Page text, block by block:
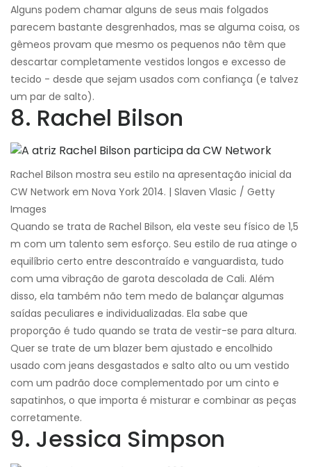
Alguns podem chamar alguns de seus mais folgados
parecem bastante desgrenhados, mas se alguma coisa, os
gêmeos provam que mesmo os pequenos não têm que
descartar completamente vestidos longos e excesso de
tecido - desde que sejam usados ​​com confiança (e talvez
um par de salto).
8. Rachel Bilson
Rachel Bilson mostra seu estilo na apresentação inicial da
CW Network em Nova York 2014. | Slaven Vlasic / Getty
Images
Quando se trata de Rachel Bilson, ela veste seu físico de 1,5
m com um talento sem esforço. Seu estilo de rua atinge o
equilíbrio certo entre descontraído e vanguardista, tudo
com uma vibração de garota descolada de Cali. Além
disso, ela também não tem medo de balançar algumas
saídas peculiares e individualizadas. Ela sabe que
proporção é tudo quando se trata de vestir-se para altura.
Quer se trate de um blazer bem ajustado e encolhido
usado com jeans desgastados e salto alto ou um vestido
com um padrão doce complementado por um cinto e
sapatinhos, o que importa é misturar e combinar as peças
corretamente.
9. Jessica Simpson